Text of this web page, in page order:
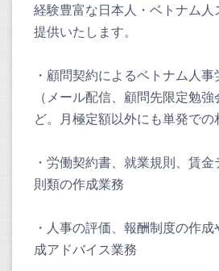
経験豊富な日本人・ベトナム人
提供いたします。
・顧問契約によるベトナム人
（メール配信、顧問先限定勉
ど。月極定額以外にも単発での
・労働契約書、就業規則、賃
則類の作成業務
・人事の評価、報酬制度の作
成アドバイス業務